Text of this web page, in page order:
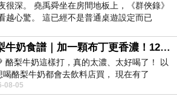
顧國家大義-113200網上英語發
學英文 美語教學網網上英語
day 學英文聽力美語補習班比
線上一對一教學 全民英檢中級
教 英語問候語英文日常會話
很深。 堯禹舜坐在房間地板上，《群俠錄》
越心驚。 這已經不是普通桌遊設定而已
酪梨牛奶食譜｜加一顆布丁更香濃！120秒完成飲料店級酪梨奶昔｜imami 旗艦豆漿機
酪梨牛奶這樣打，真的太濃、太好喝了！ 以
喝酪梨牛奶都會去飲料店買， 現在有了
健康煮藝｜旗艦破壁智慧養生豆漿機，
08-05